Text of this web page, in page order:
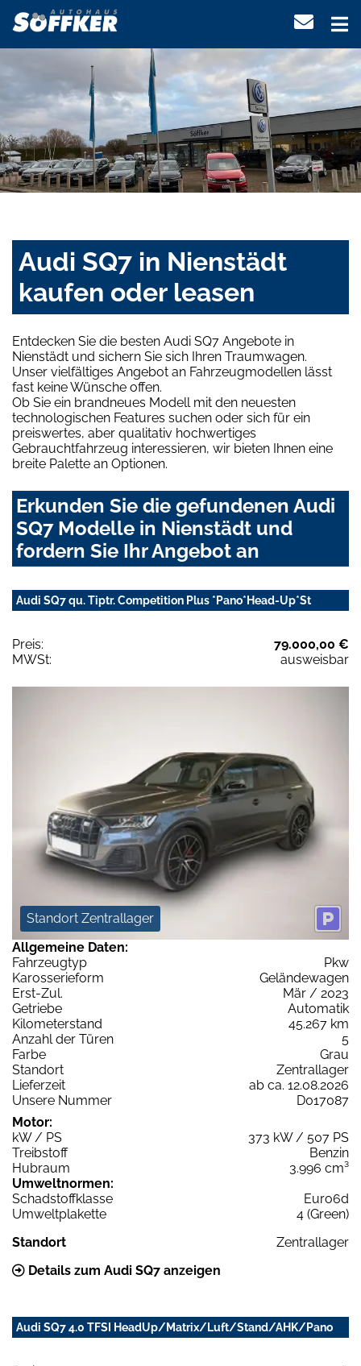
Audi SQ7 in Nienstädt
kaufen oder leasen
Entdecken Sie die besten Audi SQ7 Angebote in
Nienstädt und sichern Sie sich Ihren Traumwagen.
Unser vielfältiges Angebot an Fahrzeugmodellen lässt
fast keine Wünsche offen.
Ob Sie ein brandneues Modell mit den neuesten
technologischen Features suchen oder sich für ein
preiswertes, aber qualitativ hochwertiges
Gebrauchtfahrzeug interessieren, wir bieten Ihnen eine
breite Palette an Optionen.
Erkunden Sie die gefundenen Audi
SQ7 Modelle in Nienstädt und
fordern Sie Ihr Angebot an
Audi SQ7 qu. Tiptr. Competition Plus *Pano*Head-Up*St
Preis:
79.000,00 €
MWSt:
ausweisbar
Standort Zentrallager
Allgemeine Daten:
Fahrzeugtyp
Pkw
Karosserieform
Geländewagen
Erst-Zul.
Mär / 2023
Getriebe
Automatik
Kilometerstand
45.267 km
Anzahl der Türen
5
Farbe
Grau
Standort
Zentrallager
Lieferzeit
ab ca. 12.08.2026
Unsere Nummer
D017087
Motor:
kW / PS
373 kW / 507 PS
Treibstoff
Benzin
Hubraum
3.996 cm³
Umweltnormen:
Schadstoffklasse
Euro6d
Umweltplakette
4 (Green)
Standort
Zentrallager
Details zum Audi SQ7 anzeigen
Audi SQ7 4.0 TFSI HeadUp/Matrix/Luft/Stand/AHK/Pano